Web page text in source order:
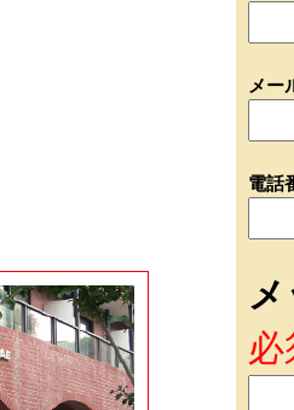
メー
電話
必